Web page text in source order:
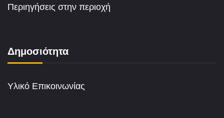
Περιηγήσεις στην περιοχή
Δημοσιότητα
Υλικό Επικοινωνίας